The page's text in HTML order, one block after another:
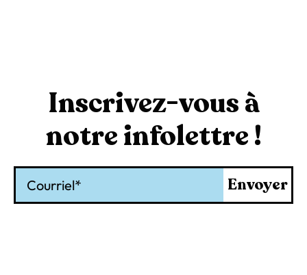
Inscrivez-vous à
notre infolettre !
Envoyer